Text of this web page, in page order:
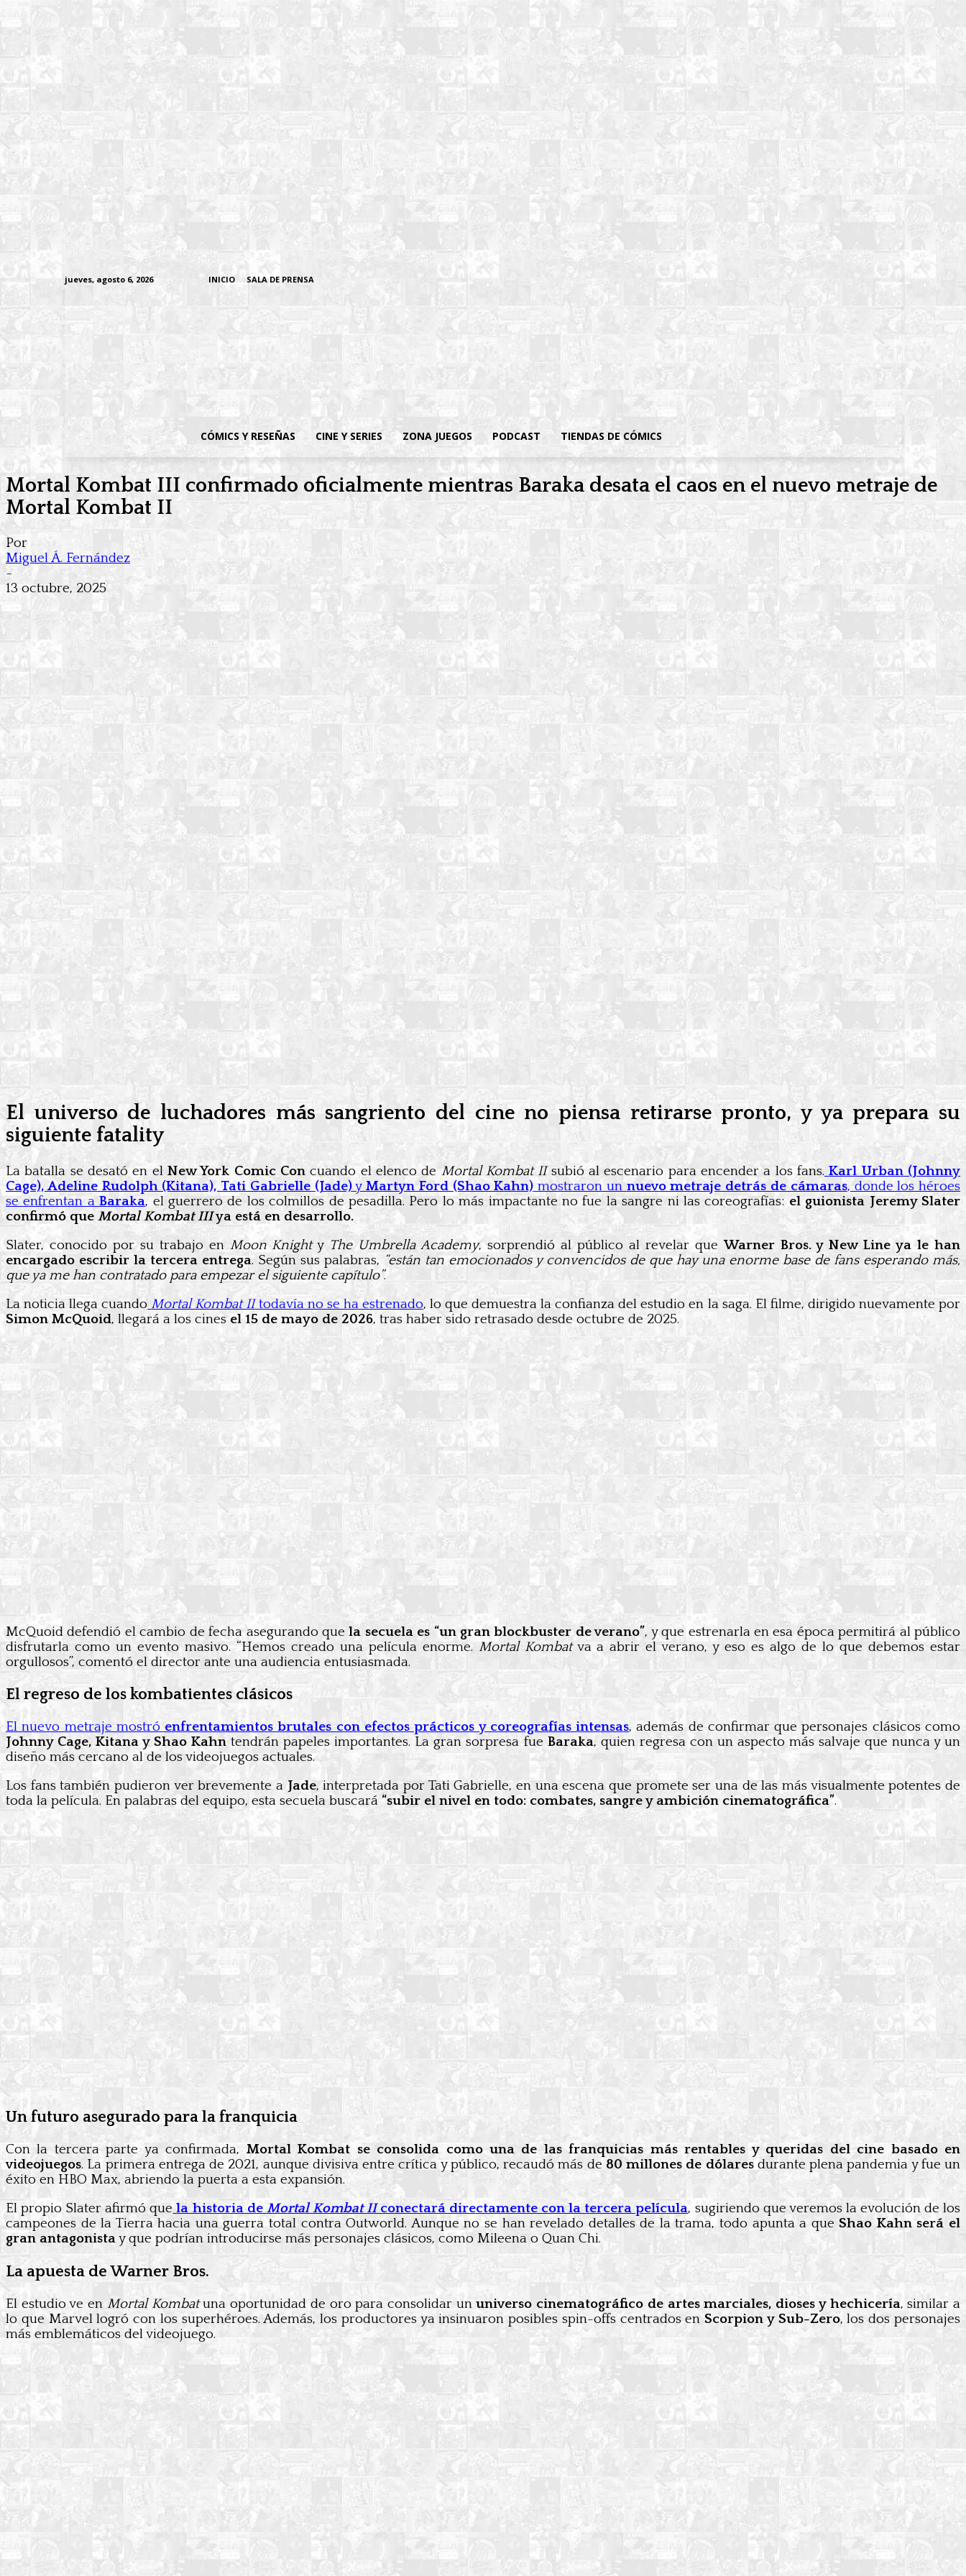
jueves, agosto 6, 2026 INICIO SALA DE PRENSA
CÓMICS Y RESEÑAS CINE Y SERIES ZONA JUEGOS PODCAST TIENDAS DE CÓMICS
Mortal Kombat III confirmado oficialmente mientras Baraka desata el caos en el nuevo metraje de
Mortal Kombat II
Por
Miguel Á. Fernández
-
13 octubre, 2025
El universo de luchadores más sangriento del cine no piensa retirarse pronto, y ya prepara su
siguiente fatality
La batalla se desató en el New York Comic Con cuando el elenco de Mortal Kombat IIsubió al escenario para encender a los fans. Karl Urban (Johnny
Cage), Adeline Rudolph (Kitana), Tati Gabrielle (Jade)yMartyn Ford (Shao Kahn) mostraron unnuevo metraje detrás de cámaras, donde los héroes
se enfrentan aBaraka, el guerrero de los colmillos de pesadilla. Pero lo más impactante no fue la sangre ni las coreografías: el guionista Jeremy Slater
confirmó que Mortal Kombat IIIya está en desarrollo.
Slater, conocido por su trabajo en Moon Knighty The Umbrella Academy, sorprendió al público al revelar queWarner Bros. y New Line ya le han
encargado escribir la tercera entrega. Según sus palabras, “están tan emocionados y convencidos de que hay una enorme base de fans esperando más,
que ya me han contratado para empezar el siguiente capítulo”.
La noticia llega cuando Mortal Kombat IItodavía no se ha estrenado, lo que demuestra la confianza del estudio en la saga. El filme, dirigido nuevamente por
Simon McQuoid, llegará a los cinesel 15 de mayo de 2026, tras haber sido retrasado desde octubre de 2025.
McQuoid defendió el cambio de fecha asegurando quela secuela es “un gran blockbuster de verano”, y que estrenarla en esa época permitirá al público
disfrutarla como un evento masivo. “Hemos creado una película enorme. Mortal Kombatva a abrir el verano, y eso es algo de lo que debemos estar
orgullosos”, comentó el director ante una audiencia entusiasmada.
El regreso de los kombatientes clásicos
El nuevo metraje mostróenfrentamientos brutales con efectos prácticos y coreografías intensas, además de confirmar que personajes clásicos como
Johnny Cage, Kitana y Shao Kahntendrán papeles importantes. La gran sorpresa fue Baraka, quien regresa con un aspecto más salvaje que nunca y un
diseño más cercano al de los videojuegos actuales.
Los fans también pudieron ver brevemente a Jade, interpretada por Tati Gabrielle, en una escena que promete ser una de las más visualmente potentes de
toda la película. En palabras del equipo, esta secuela buscará “subir el nivel en todo: combates, sangre y ambición cinematográfica”.
Un futuro asegurado para la franquicia
Con la tercera parte ya confirmada, Mortal Kombat se consolida como una de las franquicias más rentables y queridas del cine basado en
videojuegos. La primera entrega de 2021, aunque divisiva entre crítica y público, recaudó más de 80 millones de dólaresdurante plena pandemia y fue un
éxito en HBO Max, abriendo la puerta a esta expansión.
El propio Slater afirmó que la historia de Mortal Kombat IIconectará directamente con la tercera película, sugiriendo que veremos la evolución de los
campeones de la Tierra hacia una guerra total contra Outworld. Aunque no se han revelado detalles de la trama, todo apunta a queShao Kahn será el
gran antagonistay que podrían introducirse más personajes clásicos, como Mileena o Quan Chi.
La apuesta de Warner Bros.
El estudio ve en Mortal Kombatuna oportunidad de oro para consolidar ununiverso cinematográfico de artes marciales, dioses y hechicería, similar a
lo que Marvel logró con los superhéroes. Además, los productores ya insinuaron posibles spin-offs centrados enScorpion y Sub-Zero, los dos personajes
más emblemáticos del videojuego.